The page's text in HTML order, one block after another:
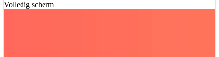
Volledig scherm